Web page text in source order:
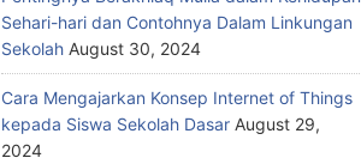
Sehari-hari dan Contohnya Dalam Linkungan
Sekolah August 30, 2024
Cara Mengajarkan Konsep Internet of Things
kepada Siswa Sekolah Dasar August 29,
2024